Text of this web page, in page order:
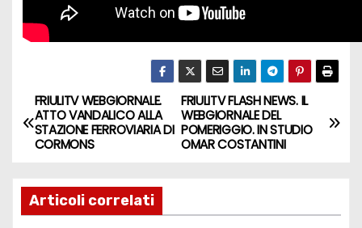
FRIULITV FLASH NEWS. IL
WEBGIORNALE DEL
POMERIGGIO. IN STUDIO
OMAR COSTANTINI
FRIULITV WEBGIORNALE.
ATTO VANDALICO ALLA
STAZIONE FERROVIARIA DI
CORMONS
Articoli correlati